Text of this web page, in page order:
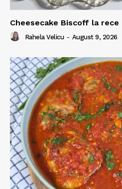
Cheesecake Biscoff la rece
Rahela Velicu - August 9, 2026